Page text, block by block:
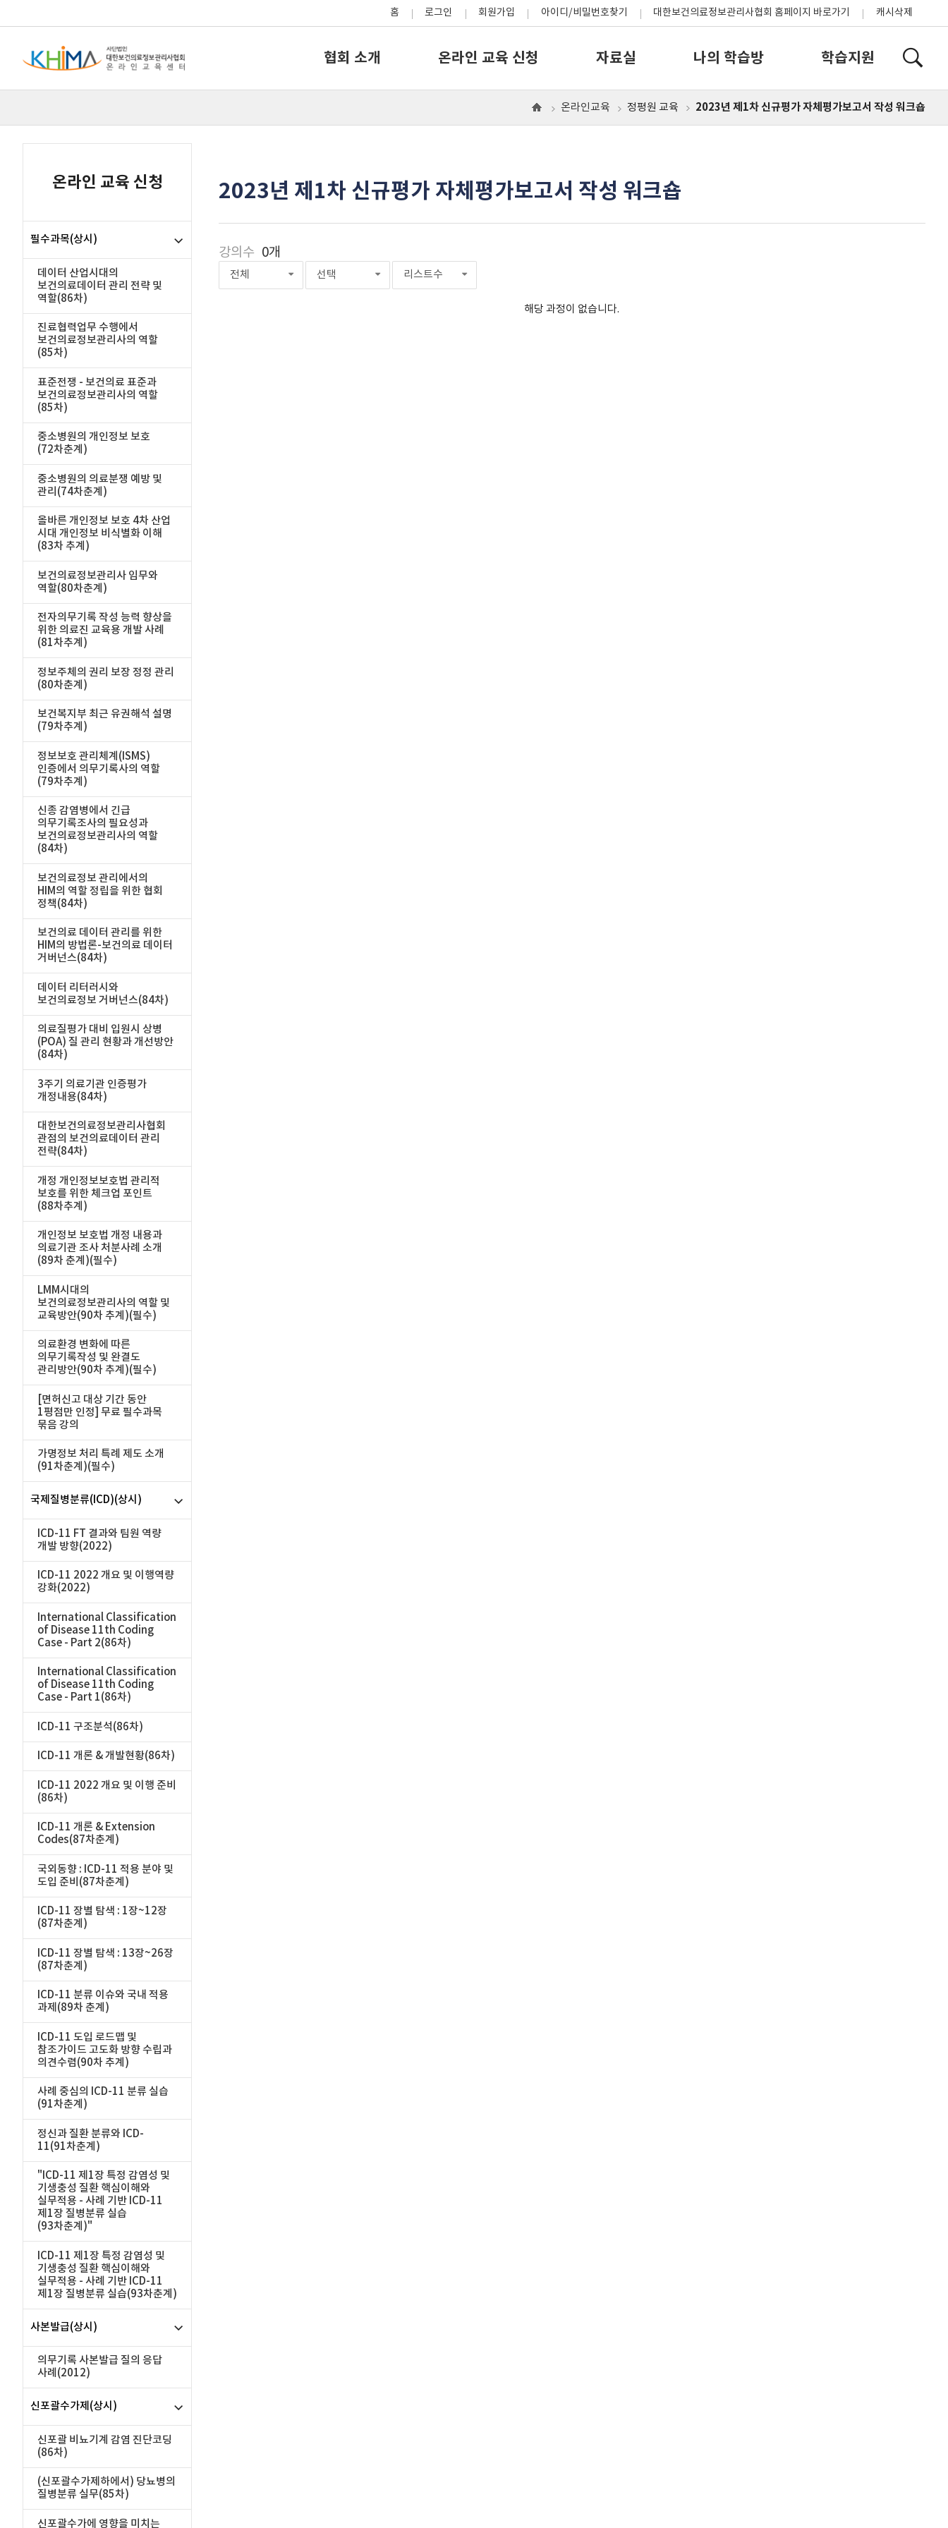
홈 로그인 회원가입 아이디/비밀번호찾기 대한보건의료정보관리사협회 홈페이지 바로가기 캐시삭제
협회 소개 온라인 교육 신청 자료실 나의 학습방 학습지원
온라인 교육 신청
필수과목(상시)
데이터 산업시대의
보건의료데이터 관리 전략 및
역할(86차)
진료협력업무 수행에서
보건의료정보관리사의 역할
(85차)
표준전쟁 - 보건의료 표준과
보건의료정보관리사의 역할
(85차)
중소병원의 개인정보 보호
(72차춘계)
중소병원의 의료분쟁 예방 및
관리(74차춘계)
올바른 개인정보 보호 4차 산업
시대 개인정보 비식별화 이해
(83차 추계)
보건의료정보관리사 임무와
역할(80차춘계)
전자의무기록 작성 능력 향상을
위한 의료진 교육용 개발 사례
(81차추계)
정보주체의 권리 보장 정정 관리
(80차춘계)
보건복지부 최근 유권해석 설명
(79차추계)
정보보호 관리체계(ISMS)
인증에서 의무기록사의 역할
(79차추계)
신종 감염병에서 긴급
의무기록조사의 필요성과
보건의료정보관리사의 역할
(84차)
보건의료정보 관리에서의
HIM의 역할 정립을 위한 협회
정책(84차)
보건의료 데이터 관리를 위한
HIM의 방법론-보건의료 데이터
거버넌스(84차)
데이터 리터러시와
보건의료정보 거버넌스(84차)
의료질평가 대비 입원시 상병
(POA) 질 관리 현황과 개선방안
(84차)
3주기 의료기관 인증평가
개정내용(84차)
대한보건의료정보관리사협회
관점의 보건의료데이터 관리
전략(84차)
개정 개인정보보호법 관리적
보호를 위한 체크업 포인트
(88차추계)
개인정보 보호법 개정 내용과
의료기관 조사 처분사례 소개
(89차 춘계)(필수)
LMM시대의
보건의료정보관리사의 역할 및
교육방안(90차 추계)(필수)
의료환경 변화에 따른
의무기록작성 및 완결도
관리방안(90차 추계)(필수)
[면허신고 대상 기간 동안
1평점만 인정] 무료 필수과목
묶음 강의
가명정보 처리 특례 제도 소개
(91차춘계)(필수)
국제질병분류(ICD)(상시)
ICD-11 FT 결과와 팀원 역량
개발 방향(2022)
ICD-11 2022 개요 및 이행역량
강화(2022)
International Classification
of Disease 11th Coding
Case - Part 2(86차)
International Classification
of Disease 11th Coding
Case - Part 1(86차)
ICD-11 구조분석(86차)
ICD-11 개론 & 개발현황(86차)
ICD-11 2022 개요 및 이행 준비
(86차)
ICD-11 개론 & Extension
Codes(87차춘계)
국외동향 : ICD-11 적용 분야 및
도입 준비(87차춘계)
ICD-11 장별 탐색 : 1장~12장
(87차춘계)
ICD-11 장별 탐색 : 13장~26장
(87차춘계)
ICD-11 분류 이슈와 국내 적용
과제(89차 춘계)
ICD-11 도입 로드맵 및
참조가이드 고도화 방향 수립과
의견수렴(90차 추계)
사례 중심의 ICD-11 분류 실습
(91차춘계)
정신과 질환 분류와 ICD-
11(91차춘계)
"ICD-11 제1장 특정 감염성 및
기생충성 질환 핵심이해와
실무적용 - 사례 기반 ICD-11
제1장 질병분류 실습
(93차춘계)"
ICD-11 제1장 특정 감염성 및
기생충성 질환 핵심이해와
실무적용 - 사례 기반 ICD-11
제1장 질병분류 실습(93차춘계)
사본발급(상시)
의무기록 사본발급 질의 응답
사례(2012)
신포괄수가제(상시)
신포괄 비뇨기계 감염 진단코딩
(86차)
(신포괄수가제하에서) 당뇨병의
질병분류 실무(85차)
신포괄수가에 영향을 미치는
홈
온라인교육 정평원 교육 2023년 제1차 신규평가 자체평가보고서 작성 워크숍
2023년 제1차 신규평가 자체평가보고서 작성 워크숍
강의수 0개
전체 선택 리스트수
해당 과정이 없습니다.